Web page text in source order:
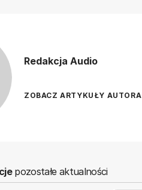
Redakcja Audio
ZOBACZ ARTYKUŁY AUTORA
pozostałe aktualności